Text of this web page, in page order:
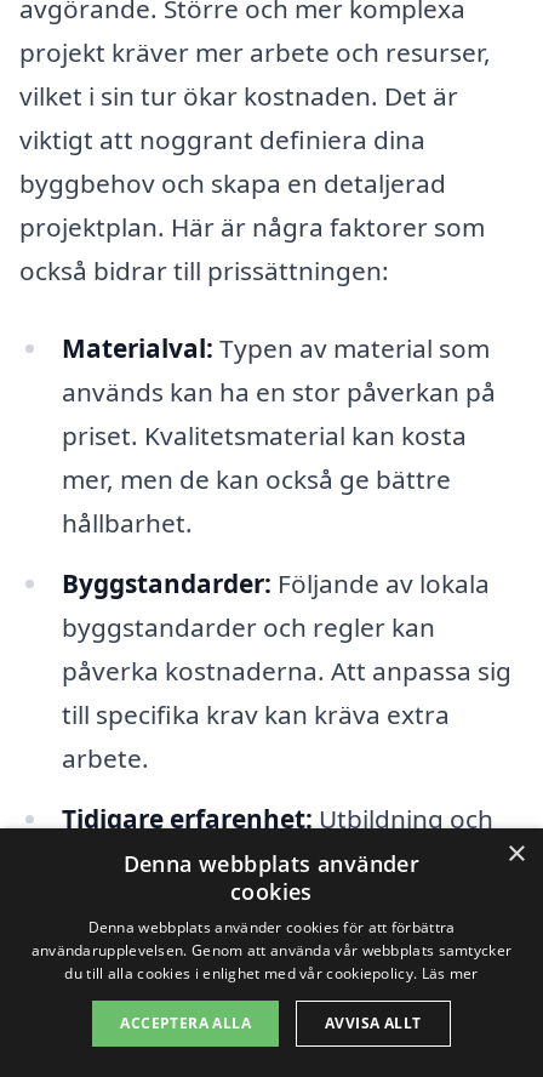
avgörande. Större och mer komplexa
projekt kräver mer arbete och resurser,
vilket i sin tur ökar kostnaden. Det är
viktigt att noggrant definiera dina
byggbehov och skapa en detaljerad
projektplan. Här är några faktorer som
också bidrar till prissättningen:
Materialval: Typen av material som
används kan ha en stor påverkan på
priset. Kvalitetsmaterial kan kosta
mer, men de kan också ge bättre
hållbarhet.
Byggstandarder: Följande av lokala
byggstandarder och regler kan
påverka kostnaderna. Att anpassa sig
till specifika krav kan kräva extra
arbete.
Tidigare erfarenhet:Utbildning och
erfarenhet hos den valda
totalentreprenören kan också påverka
kostnaden. Mer erfarna
entreprenörer kan ibland ta ut högre
avgifter, men detta kan också
×
Denna webbplats använder
cookies
Denna webbplats använder cookies för att förbättra
användarupplevelsen. Genom att använda vår webbplats samtycker
du till alla cookies i enlighet med vår cookiepolicy. Läs mer
ACCEPTERA ALLA AVVISA ALLT